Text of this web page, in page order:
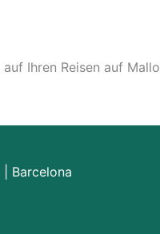
Ihren Reisen auf
Barcelona